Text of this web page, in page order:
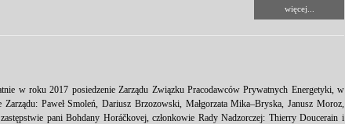
więcej...
w roku 2017 posiedzenie Zarządu Związku Pracodawców Prywatnych Energetyki, w
Paweł Smoleń, Dariusz Brzozowski, Małgorzata Mika–Bryska, Janusz Moroz,
pani Bohdany Horáčkovej, członkowie Rady Nadzorczej: Thierry Doucerain i